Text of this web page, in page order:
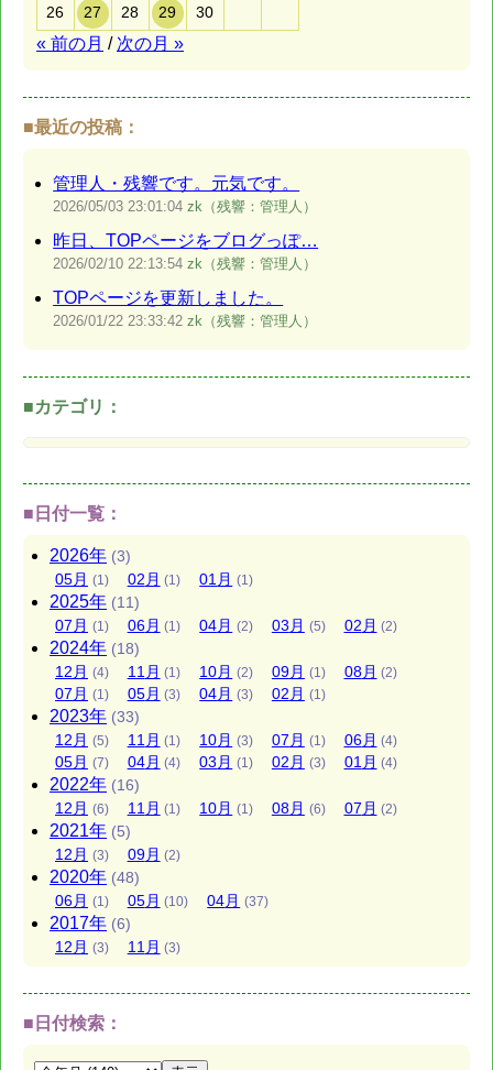
26
27 28 29 30
« 前の月 / 次の月 »
■最近の投稿：
管理人・残響です。元気です。
2026/05/03 23:01:04 zk（残響：管理人）
昨日、TOPページをブログっぽ…
2026/02/10 22:13:54 zk（残響：管理人）
TOPページを更新しました。
2026/01/22 23:33:42 zk（残響：管理人）
■カテゴリ：
■日付一覧：
2026年 (3)
05月 (1) 02 月 (1) 01 月 (1)
2025年 (11)
07 月 (1) 06月 (1) 04月 (2) 03 月 (5) 02 月 (2)
2024年 (18)
12 月 (4) 11 月 (1) 10月 (2) 09月 (1) 08月 (2)
07 月 (1) 05月 (3) 04月 (3) 02 月 (1)
2023年 (33)
12 月 (5) 11 月 (1) 10月 (3) 07 月 (1) 06月 (4)
05月 (7) 04月 (4) 03 月 (1) 02 月 (3) 01 月 (4)
2022年 (16)
12 月 (6) 11 月 (1) 10月 (1) 08月 (6) 07 月 (2)
2021年 (5)
12 月 (3) 09月 (2)
2020年 (48)
06月 (1) 05月 (10) 04月 (37)
2017年 (6)
12 月 (3) 11 月 (3)
■日付検索：